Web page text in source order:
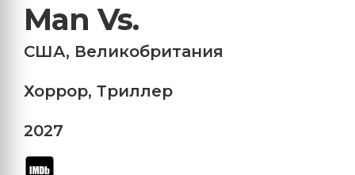
Man Vs.
США, Великобритания
Хоррор, Триллер
2027